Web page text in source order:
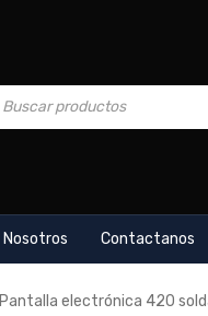
Nosotros Contactanos
Pantalla electrónica 420